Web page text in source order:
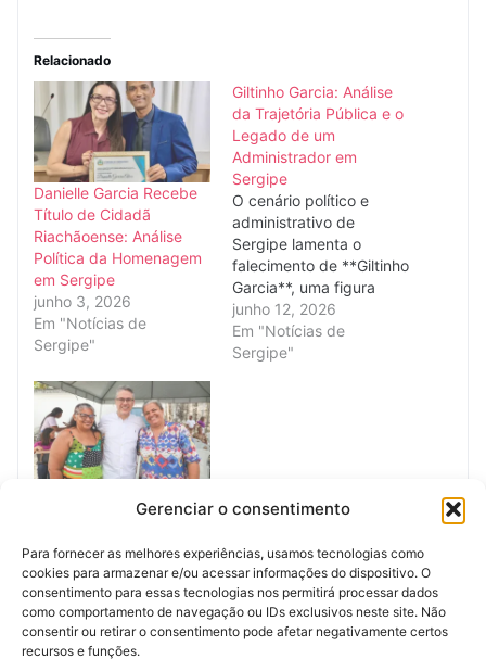
Gerenciar o consentimento
Para fornecer as melhores experiências, usamos tecnologias como
cookies para armazenar e/ou acessar informações do dispositivo. O
consentimento para essas tecnologias nos permitirá processar dados
como comportamento de navegação ou IDs exclusivos neste site. Não
consentir ou retirar o consentimento pode afetar negativamente certos
recursos e funções.
Relacionado
Danielle Garcia Recebe
Título de Cidadã
Riachãoense: Análise
Política da Homenagem
em Sergipe
junho 3, 2026
Em "Notícias de
Sergipe"
Giltinho Garcia: Análise
da Trajetória Pública e o
Legado de um
Administrador em
Sergipe
O cenário político e
administrativo de
Sergipe lamenta o
falecimento de **Giltinho
Garcia**, uma figura
que, embora muitas
vezes atuando nos
bastidores, deixou uma
desempenhou papéis
como presidente da
**Companhia de…
junho 12, 2026
Em "Notícias de
Sergipe"
Superiores a R$ 20,7
Saúde da Mulher em
Sergipe
maio 15, 2026
Em "Notícias de
Sergipe"